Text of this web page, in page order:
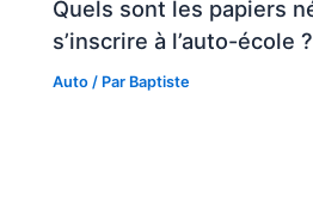
Quels sont les papiers
s’inscrire à l’auto-école ?
Auto / Par Baptiste